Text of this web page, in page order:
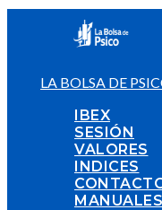
LA BOLSA DE
IBEX
SESIÓN
VALORES
INDICES
MANUALES